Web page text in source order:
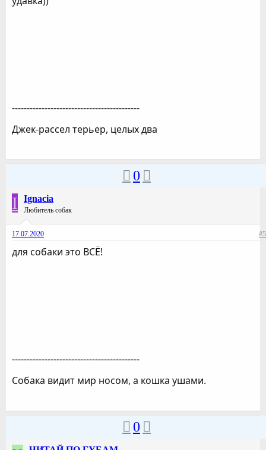
-------------------------------------------
Джек-рассел терьер, целых два
0
I Ignacia
Любитель собак
17.07.2020 #5
для собаки это ВСЁ!
-------------------------------------------
Собака видит мир носом, а кошка ушами.
0